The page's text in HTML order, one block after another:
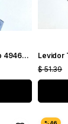
Levidor Tivil Saf İpek Eşarp 49465 Mor Karışık Desen
$ 51.39